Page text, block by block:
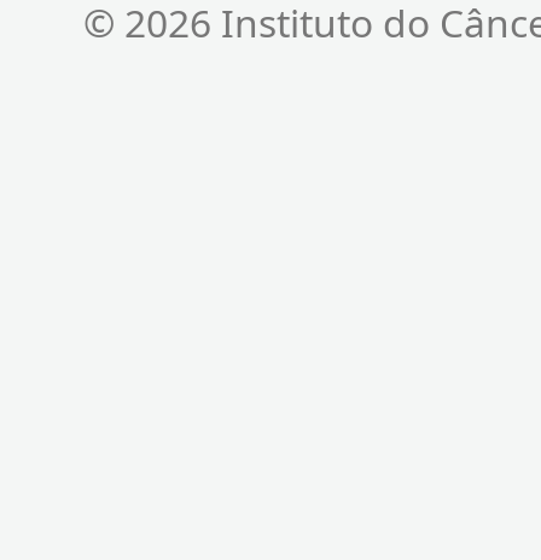
© 2026 Instituto do